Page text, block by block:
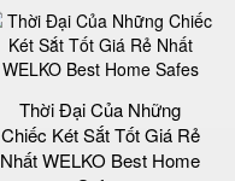
Thời Đại Của Những
Chiếc Két Sắt Tốt Giá Rẻ
Nhất WELKO Best Home